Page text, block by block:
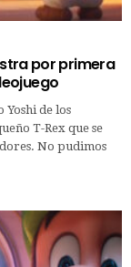
por primera
de los
T-Rex que se
No pudimos